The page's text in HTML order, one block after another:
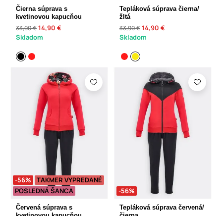
Čierna súprava s
kvetinovou kapucňou
33,90 €14,90 €
Skladom
Tepláková súprava čierna/
žltá
33,90 €14,90 €
Skladom
-56%
TAKMER VYPREDANÉ
POSLEDNÁ ŠANCA
Červená súprava s
-56%
Tepláková súprava červená/